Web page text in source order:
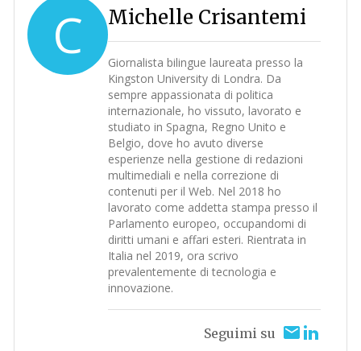
C Michelle Crisantemi
Giornalista bilingue laureata presso la
Kingston University di Londra. Da
sempre appassionata di politica
internazionale, ho vissuto, lavorato e
studiato in Spagna, Regno Unito e
Belgio, dove ho avuto diverse
esperienze nella gestione di redazioni
multimediali e nella correzione di
contenuti per il Web. Nel 2018 ho
lavorato come addetta stampa presso il
Parlamento europeo, occupandomi di
diritti umani e affari esteri. Rientrata in
Italia nel 2019, ora scrivo
prevalentemente di tecnologia e
innovazione.
Seguimi su